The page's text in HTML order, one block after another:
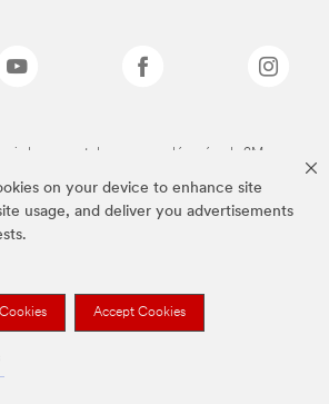
on your device to enhance site
usage, and deliver you advertisements
Accept Cookies
ci-dessus sont des marques déposées de 3M.